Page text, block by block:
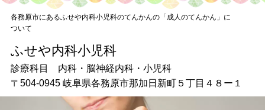
各務原市にあるふせや内科小児科のてんかんの「成人のてんかん」に
ついて
ふせや内科小児科
診療科目 内科・脳神経内科・小児科
〒504-0945 岐阜県各務原市那加日新町５丁目４８ー１
ふせや内科小児科
〒504-0945 岐阜県各務原市那加日新町５丁目４８ー１
診療時間 月・火・水・木